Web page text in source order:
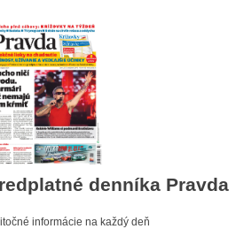
denníka Pravda
informácie na každý deň